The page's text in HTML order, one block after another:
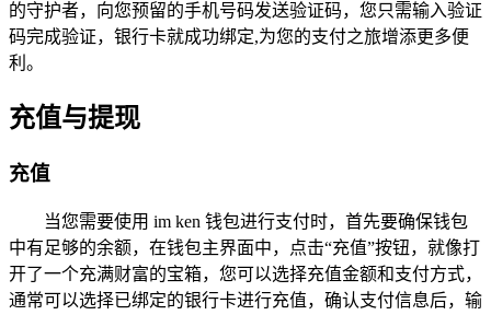
的守护者，向您预留的手机号码发送验证码，您只需输入验证
码完成验证，银行卡就成功绑定,为您的支付之旅增添更多便
利。
充值与提现
充值
当您需要使用 im ken 钱包进行支付时，首先要确保钱包
中有足够的余额，在钱包主界面中，点击“充值”按钮，就像打
开了一个充满财富的宝箱，您可以选择充值金额和支付方式，
通常可以选择已绑定的银行卡进行充值，确认支付信息后，输